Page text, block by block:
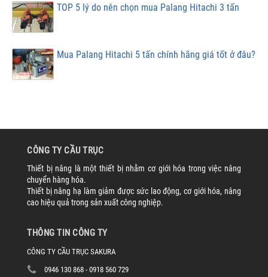
TOP 5 lý do nên chọn mua Palang Hitachi 3 tấn
Mua Palang Hitachi 5 tấn chính hãng giá tốt ở đâu?
CÔNG TY CẦU TRỤC
Thiết bị nâng là một thiết bị nhằm cơ giới hóa trong việc nâng
chuyển hàng hóa.
Thiết bị nâng hạ làm giảm được sức lao động, cơ giới hóa, nâng
cao hiệu quả trong sản xuất công nghiệp.
THÔNG TIN CÔNG TY
CÔNG TY CẦU TRỤC SAKURA
0946 130 868 - 0918 560 729